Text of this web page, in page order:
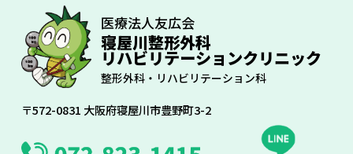
医療法人友広会
寝屋川整形外科
リハビリテーションクリニック
整形外科・リハビリテーション科
〒572-0831 大阪府寝屋川市豊野町3-2